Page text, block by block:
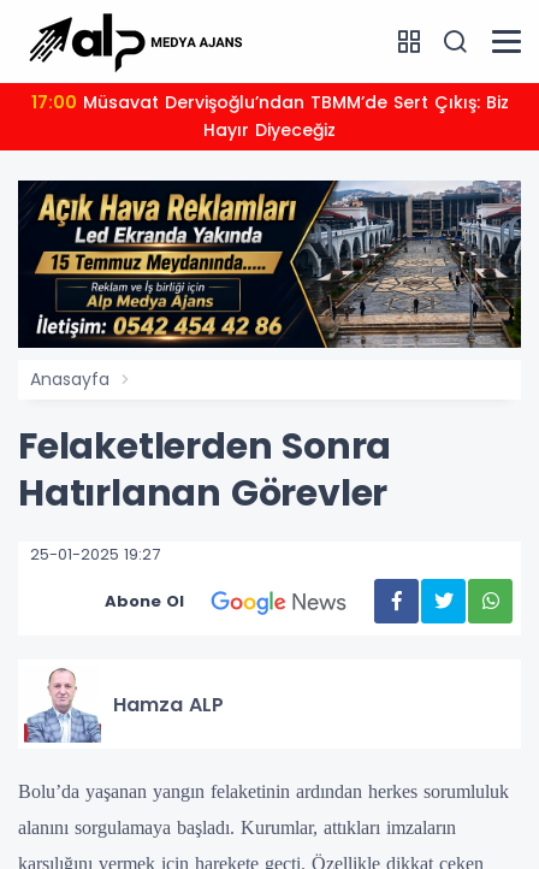
17:00
Hayır Diyeceğiz
Anasayfa
Felaketlerden Sonra
Hatırlanan Görevler
25-01-2025 19:27
Abone Ol
Hamza ALP
Bolu’da yaşanan yangın felaketinin ardından herkes sorumluluk
alanını sorgulamaya başladı. Kurumlar, attıkları imzaların
karşılığını vermek için harekete geçti. Özellikle dikkat çeken